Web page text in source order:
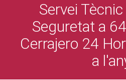
Servei
Seguretat a
Cerrajero 24
a